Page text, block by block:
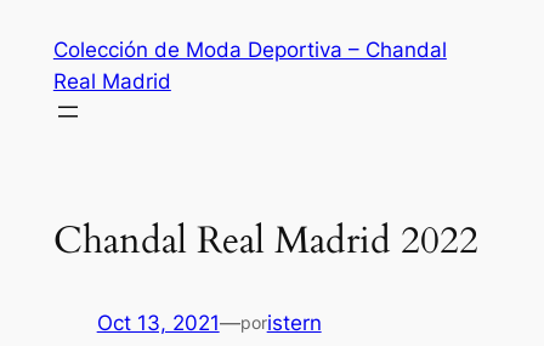
contenido
Colección de Moda Deportiva – Chandal
Real Madrid
Chandal Real Madrid 2022
Oct 13, 2021—poristern